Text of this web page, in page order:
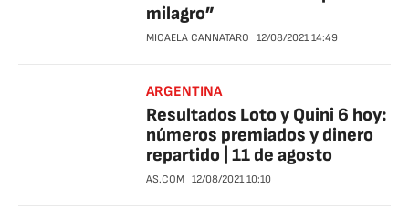
milagro”
MICAELA CANNATARO 12/08/2021 14:49
ARGENTINA
Resultados Loto y Quini 6 hoy:
números premiados y dinero
repartido | 11 de agosto
AS.COM 12/08/2021 10:10